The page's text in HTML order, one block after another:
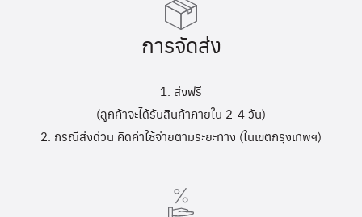
การจัดส่ง
1. ส่งฟรี
(ลูกค้าจะได้รับสินค้าภายใน 2-4 วัน)
2. กรณีส่งด่วน คิดค่าใช้จ่ายตามระยะทาง (ในเขตกรุงเทพฯ)